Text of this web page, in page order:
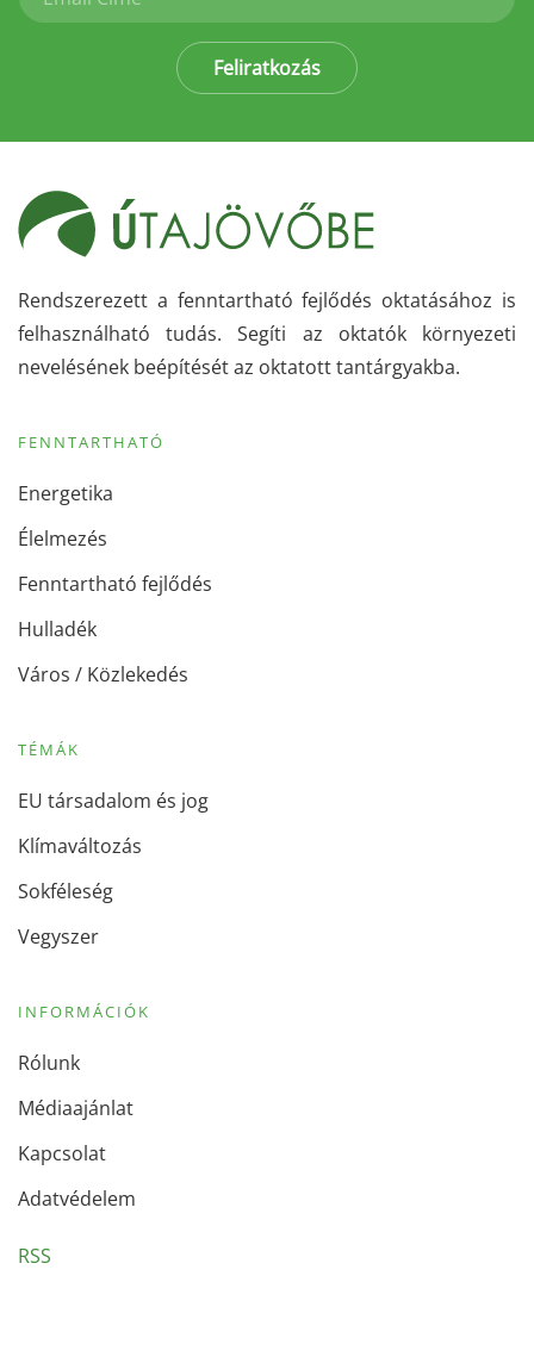
Feliratkozás
Rendszerezett a fenntartható fejlődés oktatásához is
felhasználható tudás. Segíti az oktatók környezeti
nevelésének beépítését az oktatott tantárgyakba.
FENNTARTHATÓ
Energetika
Élelmezés
Fenntartható fejlődés
Hulladék
Város / Közlekedés
TÉMÁK
EU társadalom és jog
Klímaváltozás
Sokféleség
Vegyszer
INFORMÁCIÓK
Rólunk
Médiaajánlat
Kapcsolat
Adatvédelem
RSS